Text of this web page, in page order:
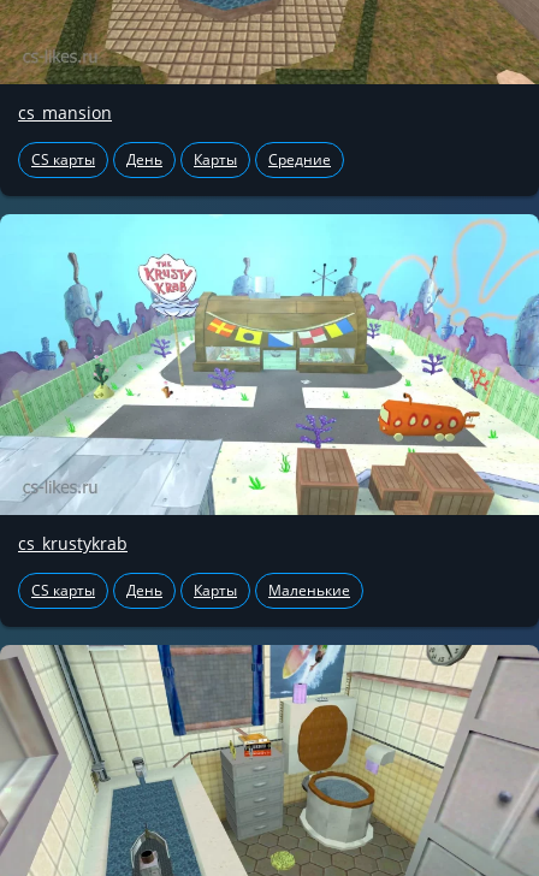
cs_mansion
CS карты День Карты Средние
cs_krustykrab
CS карты День Карты Маленькие